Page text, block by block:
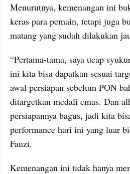
Menurutnya, kemenangan ini
keras para pemain, tetapi juga
matang yang sudah dilakukan
“Pertama-tama, saya ucap
ini kita bisa dapatkan sesuai
awal persiapan sebelum PON
ditargetkan medali emas. Dan
persiapannya bagus, jadi kita
performance hari ini yang luar
Fauzi.
Kemenangan ini tidak hanya